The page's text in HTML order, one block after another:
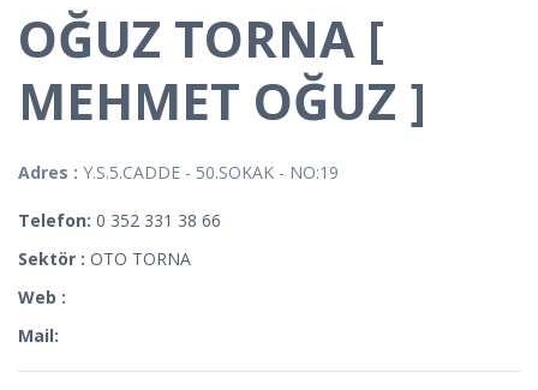
OĞUZ TORNA [
MEHMET OĞUZ ]
Adres : Y.S.5.CADDE - 50.SOKAK - NO:19
Telefon: 0 352 331 38 66
Sektör : OTO TORNA
Web :
Mail: